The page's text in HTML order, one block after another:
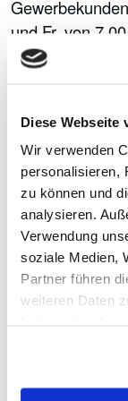
Diese Webseite
Wir verwenden
personalisieren,
zu können und
analysieren.
Verwendung
soziale Medien,
Partner führen
weiteren Daten
und Fr. von
Mengen an
Abfalltipp
Entsorgen Sie